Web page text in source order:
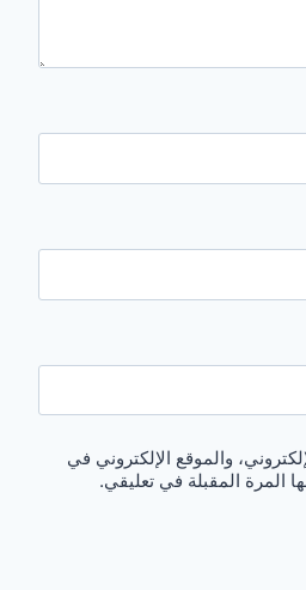
والموقع الإلكتروني في
المرة المقبلة في تعليقي.